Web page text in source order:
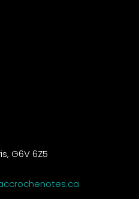
G6V 6Z5